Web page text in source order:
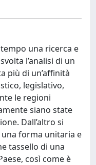
una ricerca e
l’analisi di un
più di un’affinità
legislativo,
le regioni
siano state
Dall’altro si
forma unitaria e
tassello di una
così come è